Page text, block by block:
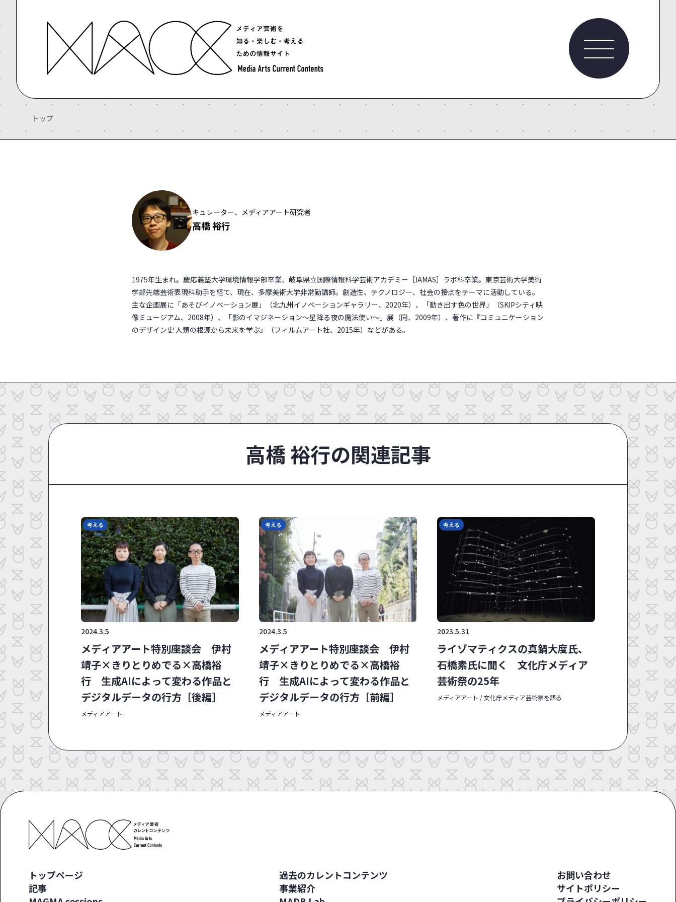
トップ
キュレーター、メディアアート研究者
高橋 裕行
1975年生まれ。慶応義塾大学環境情報学部卒業、岐阜県立国際情報科学芸術アカデミー［IAMAS］ラボ科卒業。東京芸術大学美術
学部先端芸術表現科助手を経て、現在、多摩美術大学非常勤講師。創造性、テクノロジー、社会の接点をテーマに活動している。
主な企画展に「あそびイノベーション展」（北九州イノベーションギャラリー、2020年）、「動き出す色の世界」（SKIPシティ映
像ミュージアム、2008年）、「影のイマジネーション～星降る夜の魔法使い～」展（同、2009年）、著作に『コミュニケーション
のデザイン史 人類の根源から未来を学ぶ』（フィルムアート社、2015年）などがある。
高橋 裕行の関連記事
考える
2024.3.5
メディアアート特別座談会 伊村
靖子×きりとりめでる×高橋裕
行 生成AIによって変わる作品と
デジタルデータの行方［後編］
メディアアート
考える
2024.3.5
メディアアート特別座談会 伊村
靖子×きりとりめでる×高橋裕
行 生成AIによって変わる作品と
デジタルデータの行方［前編］
メディアアート
考える
2023.5.31
ライゾマティクスの真鍋大度氏、
石橋素氏に聞く 文化庁メディア
芸術祭の25年
メディアアート / 文化庁メディア芸術祭を語る
トップページ
記事
過去のカレントコンテンツ
事業紹介
お問い合わせ
サイトポリシー